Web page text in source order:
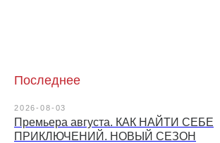
Последнее
2026-08-03
Премьера августа. КАК НАЙТИ СЕБЕ
ПРИКЛЮЧЕНИЙ. НОВЫЙ СЕЗОН